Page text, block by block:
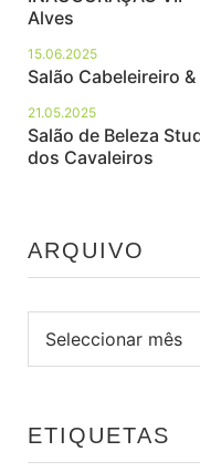
Alves
Salão Cabeleireiro
15.06.2025
Salão de Beleza
dos Cavaleiros
21.05.2025
ARQUIVO
ETIQUETAS